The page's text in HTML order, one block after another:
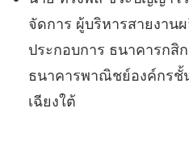
จัดการ ผู้บริหารสายงา
ประกอบการ ธนาคารกสิ
ธนาคารพาณิชย์องค์กรชั้
เฉียงใต้